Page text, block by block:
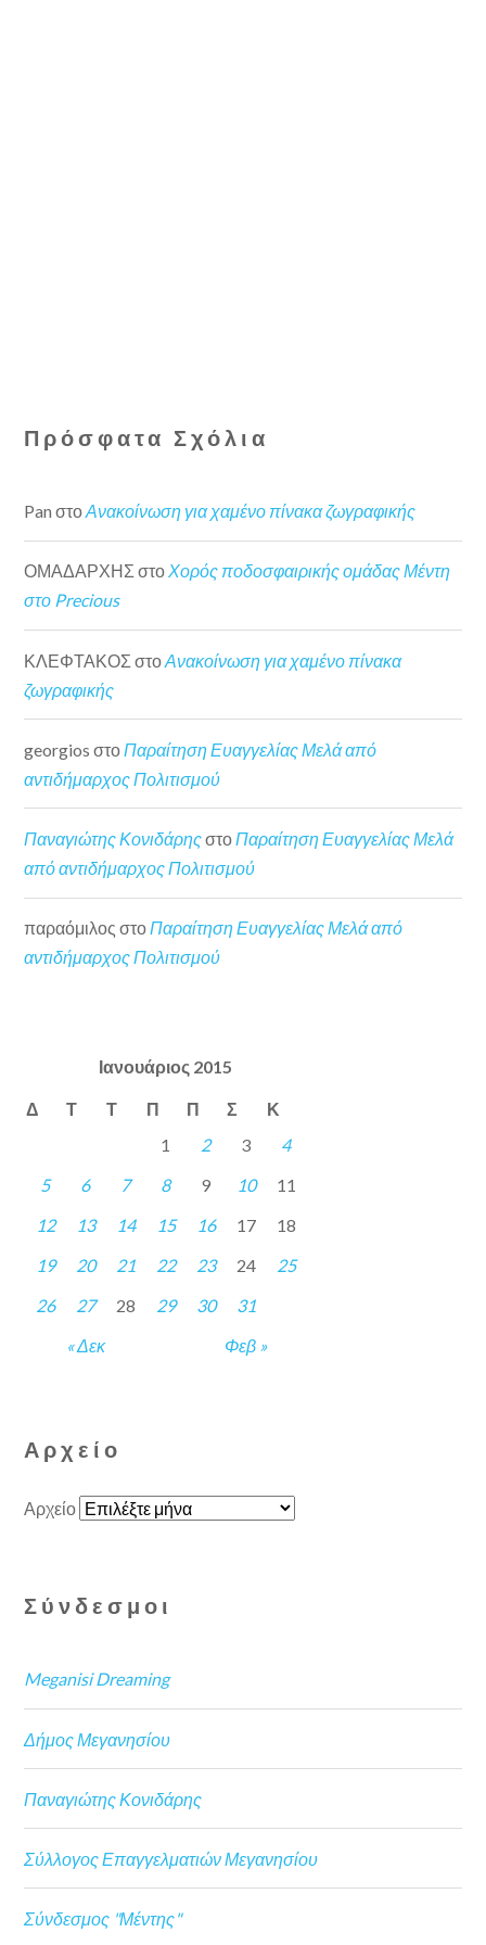
Πρόσφατα Σχόλια
Pan στοΑνακοίνωση για χαμένο πίνακα ζωγραφικής
ΟΜΑΔΑΡΧΗΣ στοΧορός ποδοσφαιρικής ομάδας Μέντη
στο Precious
ΚΛΕΦΤΑΚΟΣ στοΑνακοίνωση για χαμένο πίνακα
ζωγραφικής
georgios στο Παραίτηση Ευαγγελίας Μελά από
αντιδήμαρχος Πολιτισμού
Παναγιώτης ΚονιδάρηςστοΠαραίτηση Ευαγγελίας Μελά
από αντιδήμαρχος Πολιτισμού
παραόμιλος στοΠαραίτηση Ευαγγελίας Μελά από
αντιδήμαρχος Πολιτισμού
Ιανουάριος 2015
Δ Τ Τ Π Π Σ Κ
« Δεκ Φεβ »
1 2 3
4
5
6 7 8 9 10
11
12
13 14 15 16 17
18
19
20 21 22 23 24
25
26
27 28 29 30 31
Αρχείο
Αρχείο
Σύνδεσμοι
Meganisi Dreaming
Δήμος Μεγανησίου
Παναγιώτης Κονιδάρης
Σύλλογος Επαγγελματιών Μεγανησίου
Σύνδεσμος "Μέντης"